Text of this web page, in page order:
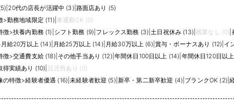
20代の店長が活躍中 (3) 路面店あり (5)
>勤務地域限定 (11) 車通勤OK (0)
徴>扶養内勤務 (1) シフト勤務 (9) フレックス勤務 (3) 土日祝休み (13) |残業なし (0)
月給20万以上 (14) 月給25万以上 (14) 月給30万以上 (6) 賞与・ボーナスあり (12) イ
徴>交通費支給 (18) その他手当あり (12) 年間休日100日以上 (14) 年間休日120日以
得実績あり (10) 託児所あり (0)
の特徴>経験者優遇 (16) |未経験者歓迎 (5) 新卒・第二新卒歓迎 (4) ブランクOK (2) |